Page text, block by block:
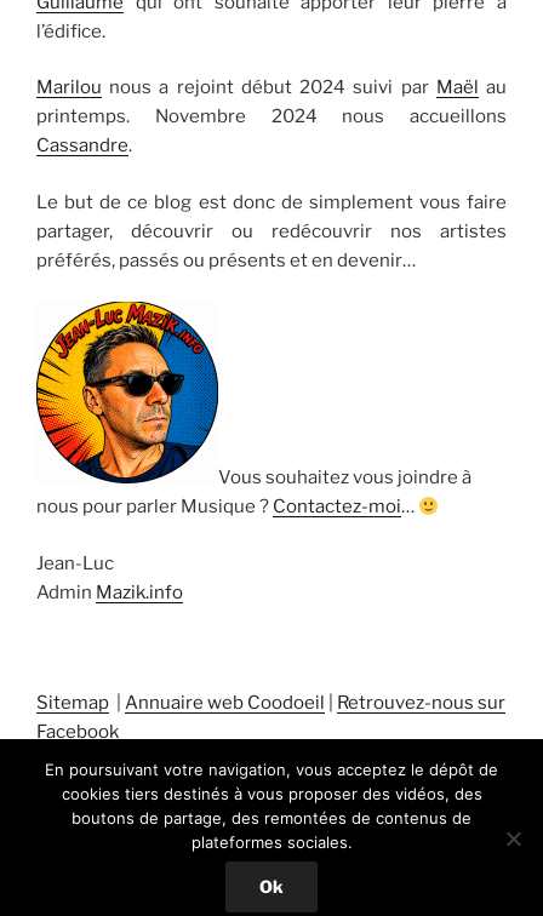
l’édifice.
Marilou nous a rejoint début 2024 suivi par Maël
au
printemps. Novembre 2024 nous accueillons
Cassandre.
Le but de ce blog est donc de simplement vous faire
partager, découvrir ou redécouvrir nos artistes
préférés, passés ou présents et en devenir…
Vous souhaitez vous joindre à
nous pour parler Musique ? Contactez-moi…
Jean-Luc
Admin Mazik.info
Sitemap Annuaire web Coodoeil
Retrouvez-nous sur
Facebook
Fièrement propulsé par WordPress
En poursuivant votre navigation, vous acceptez le dépôt de
cookies tiers destinés à vous proposer des vidéos, des
boutons de partage, des remontées de contenus de
plateformes sociales.
Ok